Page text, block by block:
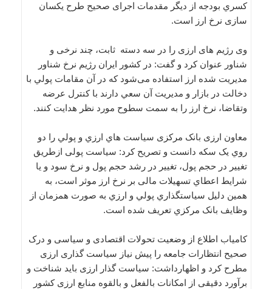
کسري بودجه از دیگر مقدمات اجرای صحیح طرح یکسان
سازی نرخ ارز است.
وی رژیم های ارزی را در سه دسته ثابت، چند نرخی و
شناور عنوان کرد و گفت: در کشور ایران رژیم نرخ شناور
مدیریت شده ارز استفاده می‌شود که در آن مقامات پولي با
دخالت در بازار و مديريت آن سعي دارند با کنترل عرضه
وتقاضا، نرخ ارز را به سمت سطوح مورد نظر هدايت کنند.
معاون ارزی بانک مرکزی سياست هاي ارزي و پولي را دو
روي يک سکه دانست و تصریح کرد: سياست پولی ازطريق
تغيير در حجم پول، تغيير در رشد حجم پول و نرخ سود و يا
شرايط اعطاي تسهيلات مالی بر نرخ ارز موثر است، به
همين دليل سياستگذاري پولي و ارزي به صورت همزمان از
وظايف بانک مرکزي تعريف شده است.
کامیاب اطلاع از وضعيت تحولات اقتصادی و سياسی و درک
صحیح انتظارات جامعه را پیش نیاز سیاست گذاری ارزی
مطرح کرد و اظهارداشت: سياست گذار ارزی بايد شناخت و
برآورد دقیقی از امکانات بالفعل و بالقوه منابع ارزی کشور